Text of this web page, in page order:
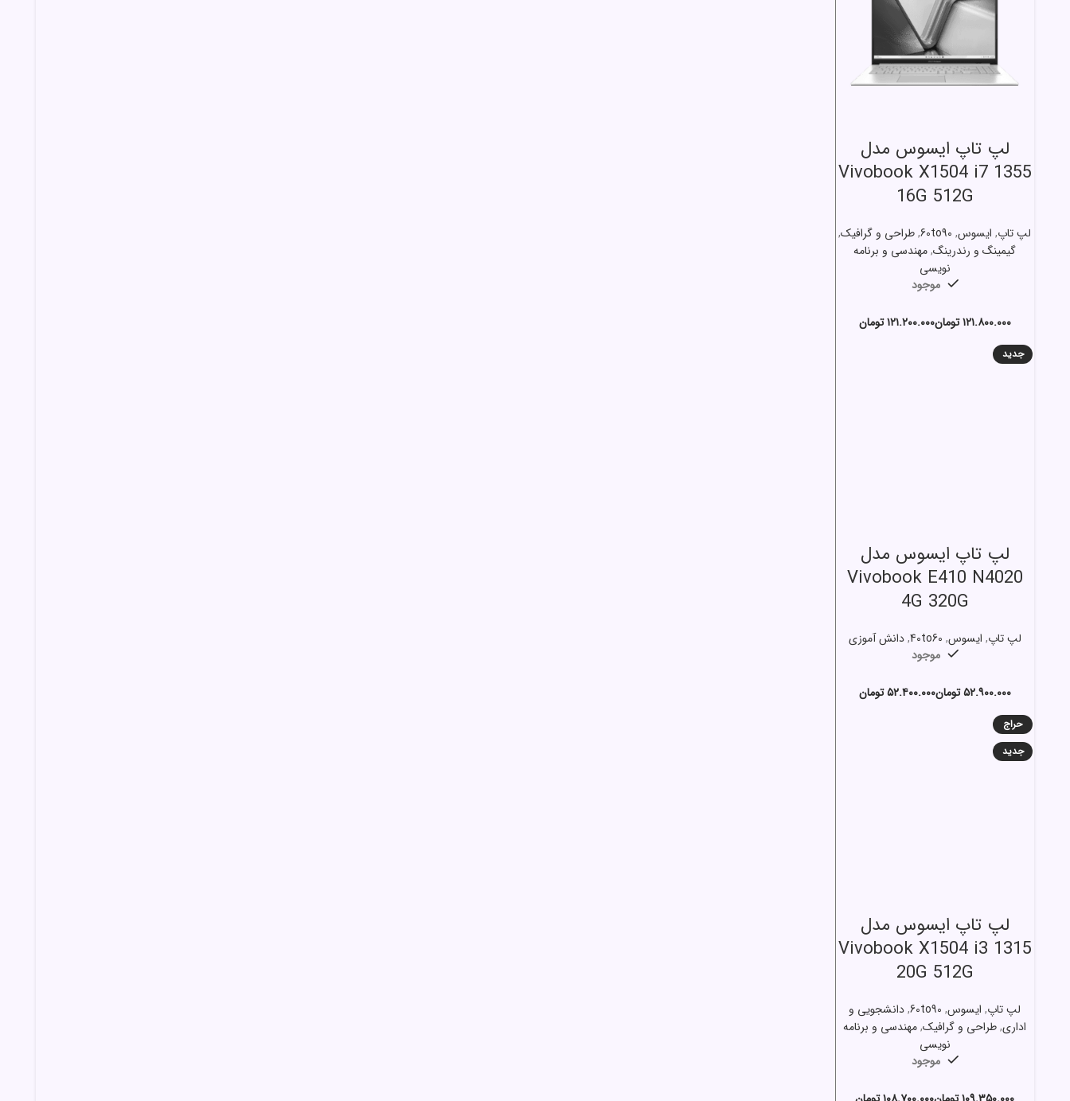
لپ تاپ ایسوس مدل
Vivobook X1504 i7 1355
16G 512G
لپ تاپ, ایسوس,
60to90
,طراحی و گرافیک,
گیمینگ و رندرینگ,مهندسی و برنامه
نویسی
موجود
تومان تومان
جدید
لپ تاپ ایسوس مدل
Vivobook E410 N4020
4G 320G
لپ تاپ, ایسوس,
40to60
,دانش آموزی
موجود
تومان تومان
حراج
جدید
لپ تاپ ایسوس مدل
Vivobook X1504 i3 1315
20G 512G
لپ تاپ, ایسوس,
60to90
,دانشجویی و
اداری,طراحی و گرافیک,مهندسی و برنامه
نویسی
موجود